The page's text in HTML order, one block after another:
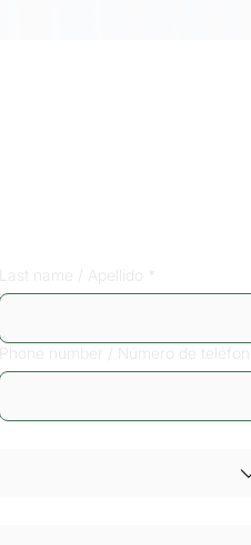
Last name / Apellido *
Phone number / Número de teléfono